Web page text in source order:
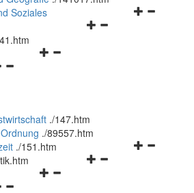
schließen
Navigationsmenü
Soziales
Navigationsmenü
./147.htm
./89557.htm
Navigationsmenü
./151.htm
Navigationsmenü